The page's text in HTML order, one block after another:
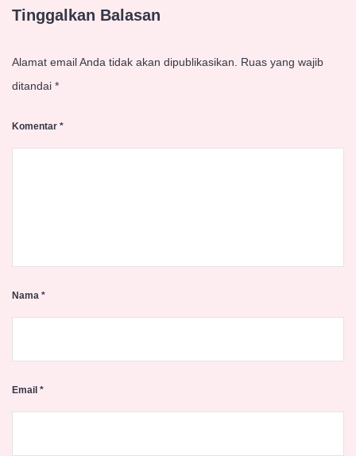
Tinggalkan Balasan
Alamat email Anda tidak akan dipublikasikan.
Ruas yang wajib
ditandai *
Komentar *
Nama *
Email *